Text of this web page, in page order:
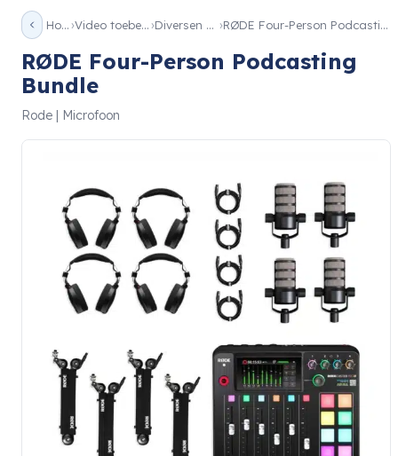
Home Video toebehoren Diversen Video RØDE Four-Person Podcasting Bundle
RØDE Four-Person Podcasting
Bundle
Rode | Microfoon